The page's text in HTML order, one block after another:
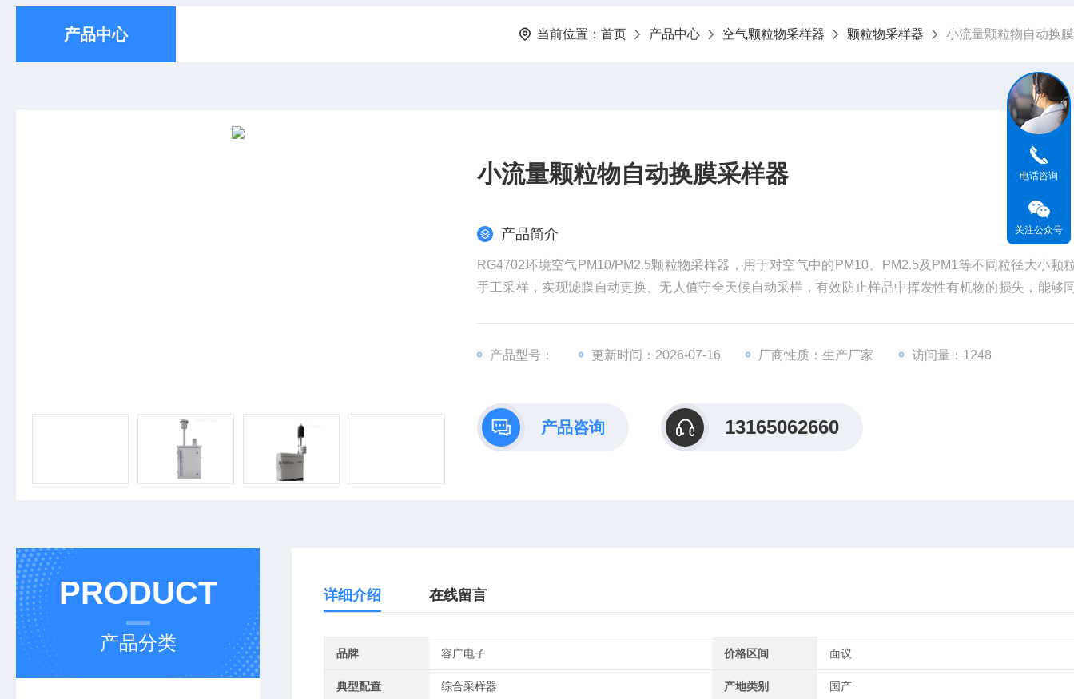
产品中心 当前位置： 首页 产品中心 空气颗粒物采样器 颗粒物采样器 小流量颗粒物自动换
小流量颗粒物自动换膜采样器
产品简介
RG4702环境空气PM10/PM2.5颗粒物采样器，用于对空气中的PM10、PM2.5及PM1等不同粒径大小颗
手工采样，实现滤膜自动更换、无人值守全天候自动采样，有效防止样品中挥发性有机物的损失，能够
产品型号：
更新时间：2026-07-16 厂商性质：生产厂家 访问量：1248
产品咨询 13165062660
PRODUCT
产品分类
详细介绍 在线留言
品牌 容广电子 价格区间 面议
典型配置 综合采样器 产地类别 国产
电话咨询
关注公众号